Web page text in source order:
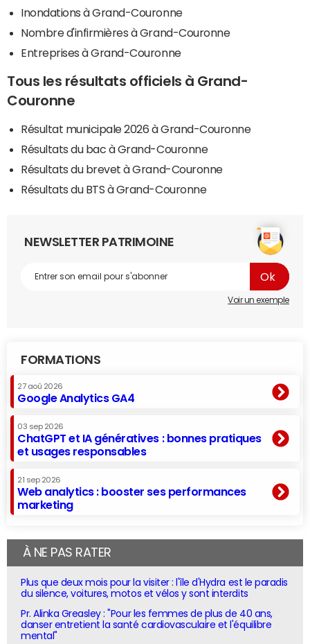
Inondations à Grand-Couronne
Nombre d'infirmières à Grand-Couronne
Entreprises à Grand-Couronne
Tous les résultats officiels à Grand-
Couronne
Résultat municipale 2026 à Grand-Couronne
Résultats du bac à Grand-Couronne
Résultats du brevet à Grand-Couronne
Résultats du BTS à Grand-Couronne
NEWSLETTER PATRIMOINE
Voir un exemple
FORMATIONS
27 aoû 2026
Google Analytics GA4
03 sep 2026
ChatGPT et IA génératives : bonnes pratiques
et usages responsables
21 sep 2026
Web analytics : booster ses performances
marketing
À NE PAS RATER
Plus que deux mois pour la visiter : l'île d'Hydra est le paradis
du silence, voitures, motos et vélos y sont interdits
Pr. Alinka Greasley : "Pour les femmes de plus de 40 ans,
danser entretient la santé cardiovasculaire et l'équilibre
mental"